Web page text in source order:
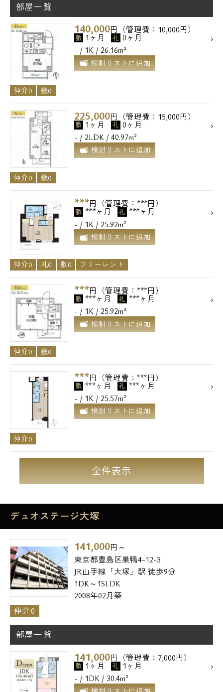
部屋一覧
140,000円（管理費：10,000円）
敷 1ヶ月 礼 0ヶ月
- / 1K / 26.16m²
検討リストに追加
仲介0 敷0
225,000円（管理費：15,000円）
敷 1ヶ月 礼 0ヶ月
- / 2LDK / 40.97m²
検討リストに追加
仲介0 敷0
***円（管理費：***円）
敷 ***ヶ月 礼 ***ヶ月
- / 1K / 25.92m²
検討リストに追加
仲介0 礼0 敷0 フリーレント
***円（管理費：***円）
敷 ***ヶ月 礼 ***ヶ月
- / 1K / 25.92m²
検討リストに追加
仲介0 敷0
***円（管理費：***円）
敷 ***ヶ月 礼 ***ヶ月
- / 1K / 25.57m²
検討リストに追加
仲介0
全件表示
デュオステージ大塚
141,000円～
東京都豊島区巣鴨4-12-3
JR山手線「大塚」駅 徒歩9分
1DK～1SLDK
2008年02月築
仲介0
部屋一覧
141,000円（管理費：7,000円）
敷 1ヶ月 礼 1ヶ月
- / 1DK / 30.4m²